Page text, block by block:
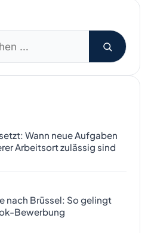
Wann neue Aufgaben
Arbeitsort zulässig sind
nach Brüssel: So gelingt
Bewerbung